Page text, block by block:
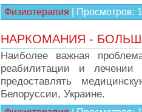
Физиотерапия Просмотров:
НАРКОМАНИЯ -
Наиболее важная
реабилитации и лечении
предоставлять
Белоруссии, Украине.